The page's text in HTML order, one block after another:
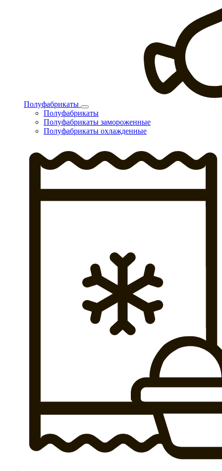
Полуфабрикаты
Полуфабрикаты
Полуфабрикаты замороженные
Полуфабрикаты охлажденные